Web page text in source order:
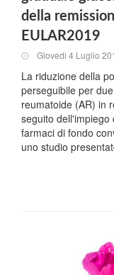
della
EULAR2019
Giovedi 4 Luglio
La riduzione della
perseguibile per
reumatoide (AR) in
seguito
farmaci di fondo
uno studio